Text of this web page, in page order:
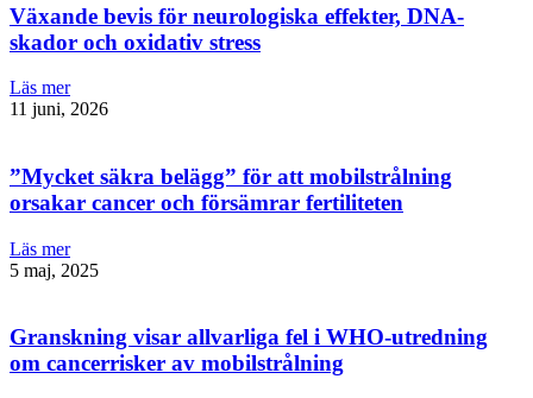
Växande bevis för neurologiska effekter, DNA-
skador och oxidativ stress
Läs mer
11 juni, 2026
”Mycket säkra belägg” för att mobilstrålning
orsakar cancer och försämrar fertiliteten
Läs mer
5 maj, 2025
Granskning visar allvarliga fel i WHO-utredning
om cancerrisker av mobilstrålning